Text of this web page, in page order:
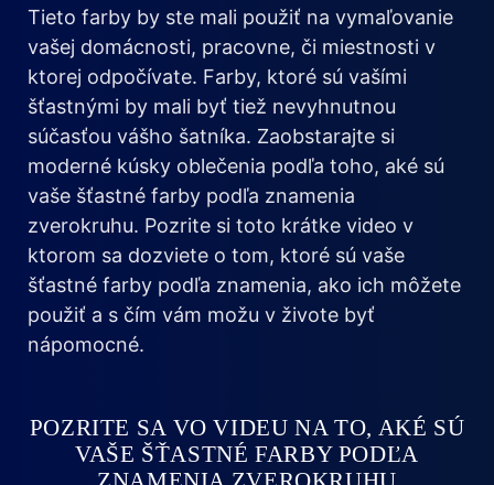
Tieto farby by ste mali použiť na vymaľovanie
vašej domácnosti, pracovne, či miestnosti v
ktorej odpočívate. Farby, ktoré sú vašími
šťastnými by mali byť tiež nevyhnutnou
súčasťou vášho šatníka. Zaobstarajte si
moderné kúsky oblečenia podľa toho, aké sú
vaše šťastné farby podľa znamenia
zverokruhu. Pozrite si toto krátke video v
ktorom sa dozviete o tom, ktoré sú vaše
šťastné farby podľa znamenia, ako ich môžete
použiť a s čím vám možu v živote byť
nápomocné.
POZRITE SA VO VIDEU NA TO, AKÉ SÚ
VAŠE ŠŤASTNÉ FARBY PODĽA